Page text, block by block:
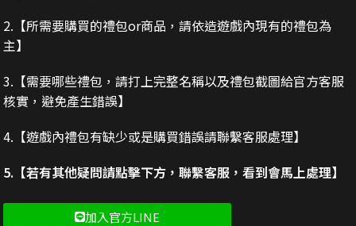
2. 【所需要購買的禮包or商品，請依造遊戲內現有的禮包為
主】
3. 【需要哪些禮包，請打上完整名稱以及禮包截圖給官方客服
核實，避免產生錯誤】
4.【遊戲內禮包有缺少或是購買錯誤請聯繫客服處理】
5.【若有其他疑問請點擊下方，聯繫客服，看到會馬上處理】
加入官方LINE